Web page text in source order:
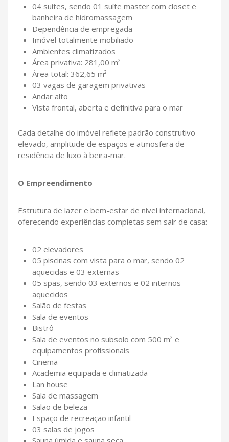
04 suítes, sendo 01 suíte master com closet e
banheira de hidromassagem
Dependência de empregada
Imóvel totalmente mobiliado
Ambientes climatizados
Área privativa: 281,00 m²
Área total: 362,65 m²
03 vagas de garagem privativas
Andar alto
Vista frontal, aberta e definitiva para o mar
Cada detalhe do imóvel reflete padrão construtivo
elevado, amplitude de espaços e atmosfera de
residência de luxo à beira-mar.
O Empreendimento
Estrutura de lazer e bem-estar de nível internacional,
oferecendo experiências completas sem sair de casa:
02 elevadores
05 piscinas com vista para o mar, sendo 02
aquecidas e 03 externas
05 spas, sendo 03 externos e 02 internos
aquecidos
Salão de festas
Sala de eventos
Bistrô
Sala de eventos no subsolo com 500 m² e
equipamentos profissionais
Cinema
Academia equipada e climatizada
Lan house
Sala de massagem
Salão de beleza
Espaço de recreação infantil
03 salas de jogos